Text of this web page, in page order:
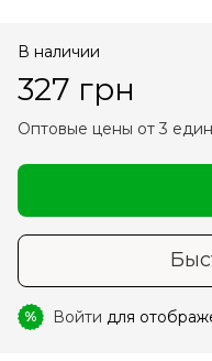
В наличии
327 грн
Оптовые цены от 3
% Войти для